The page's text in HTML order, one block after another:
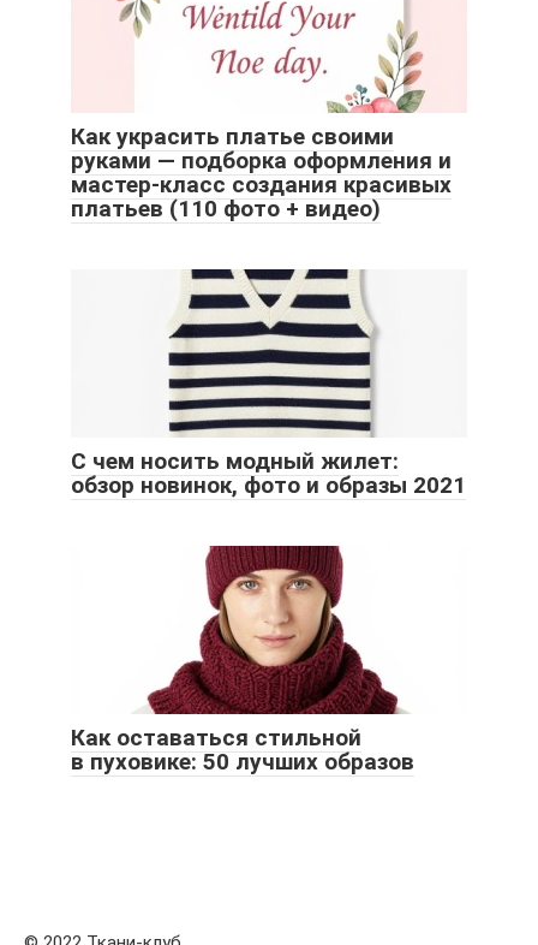
Как украсить платье своими
руками — подборка оформления и
мастер-класс создания красивых
платьев (110 фото + видео)
С чем носить модный жилет:
обзор новинок, фото и образы 2021
Как оставаться стильной
в пуховике: 50 лучших образов